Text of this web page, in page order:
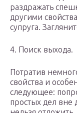
раздражать
другими
супруга.
4. Поиск выхода.
Потратив
свойства и
следующее:
простых дел вне